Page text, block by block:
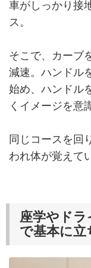
車がしっかり接
ス。
そこで、カーブ
減速。ハンドル
始め、ハンドル
くイメージを意
同じコースを回
われ体が覚えて
座学やド
で基本に立